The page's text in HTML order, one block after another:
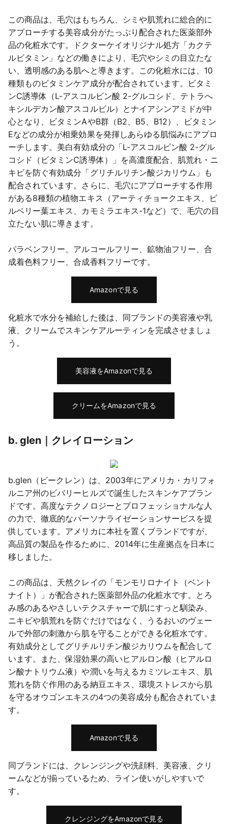
この商品は、毛穴はもちろん、シミや肌荒れに総合的に
アプローチする美容成分がたっぷり配合された医薬部外
品の化粧水です。ドクターケイオリジナル処方「カクテ
ルビタミン」などの働きにより、毛穴やシミの目立たな
い、透明感のある肌へと導きます。この化粧水には、10
種類ものビタミンケア成分が配合されています。ビタミ
ンC誘導体（L-アスコルビン酸 2-グルコシド、テトラへ
キシルデカン酸アスコルビル）とナイアシンアミドが中
心となり、ビタミンAやB群（B2、B5、B12）、ビタミン
Eなどの成分が相乗効果を発揮しあらゆる肌悩みにアプロ
ーチします。美白有効成分の「L-アスコルビン酸 2-グル
コシド（ビタミンC誘導体）」を高濃度配合、肌荒れ・ニ
キビを防ぐ有効成分「グリチルリチン酸ジカリウム」も
配合されています。さらに、毛穴にアプローチする作用
がある8種類の植物エキス（アーティチョークエキス、ビ
ルベリー葉エキス、カモミラエキス-1など）で、毛穴の目
立たない肌に導きます。
パラベンフリー、アルコールフリー、鉱物油フリー、合
成着色料フリー、合成香料フリーです。
Amazonで見る
化粧水で水分を補給した後は、同ブランドの美容液や乳
液、クリームでスキンケアルーティンを完成させましょ
う。
美容液をAmazonで見る
クリームをAmazonで見る
b. glen｜クレイローション
b.glen（ビークレン）は、2003年にアメリカ・カリフォ
ルニア州のビバリーヒルズで誕生したスキンケアブラン
ドです。高度なテクノロジーとプロフェッショナルな人
の力で、徹底的なパーソナライゼーションサービスを提
供しています。アメリカに本社を置くブランドですが、
高品質の製品を作るために、2014年に生産拠点を日本に
移しました。
この商品は、天然クレイの「モンモリロナイト（ベント
ナイト）」が配合された医薬部外品の化粧水です。とろ
み感のあるやさしいテクスチャーで肌にすっと馴染み、
ニキビや肌荒れを防ぐだけではなく、うるおいのヴェー
ルで外部の刺激から肌を守ることができる化粧水です。
有効成分としてグリチルリチン酸ジカリウムを配合して
います。また、保湿効果の高いヒアルロン酸（ヒアルロ
ン酸ナトリウム液）や潤いを与えるカミツレエキス、肌
荒れを防ぐ作用のある納豆エキス、環境ストレスから肌
を守るオウゴンエキスの4つの美容成分も配合されていま
す。
Amazonで見る
同ブランドには、クレンジングや洗顔料、美容液、クリ
ームなどが揃っているため、ライン使いがしやすいで
す。
クレンジングをAmazonで見る